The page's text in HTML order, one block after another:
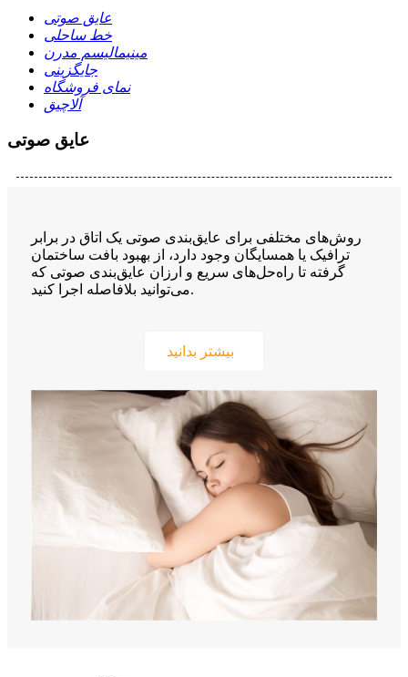
عایق صوتی
خط ساحلی
مینیمالیسم مدرن
جایگزینی
نمای فروشگاه
آلاچیق
عایق صوتی
روش‌های مختلفی برای عایق‌بندی صوتی یک اتاق در برابر
ترافیک یا همسایگان وجود دارد، از بهبود بافت ساختمان
گرفته تا راه‌حل‌های سریع و ارزان عایق‌بندی صوتی که
می‌توانید بلافاصله اجرا کنید.
بیشتر بدانید